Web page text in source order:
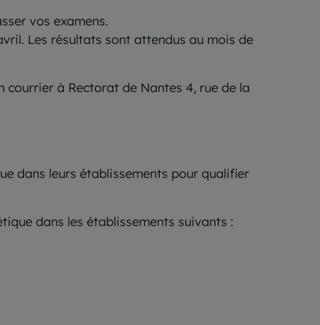
vos examens.
Les résultats sont attendus au mois de
courrier à Rectorat de Nantes 4, rue de la
dans leurs établissements pour qualifier
dans les établissements suivants :